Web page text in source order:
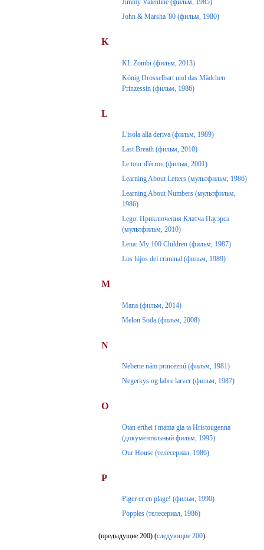
Jimmy Valentine (фильм, 1985)
John & Marsha '80 (фильм, 1980)
K
KL Zombi (фильм, 2013)
König Drosselbart und das Mädchen
Prinzessin (фильм, 1986)
L
L'isola alla deriva (фильм, 1989)
Last Breath (фильм, 2010)
Le tour d'écrou (фильм, 2001)
Learning About Letters (мультфильм, 1986)
Learning About Numbers (мультфильм,
1986)
Lego: Приключения Клатча Пауэрса
(мультфильм, 2010)
Lena: My 100 Children (фильм, 1987)
Los hijos del criminal (фильм, 1989)
M
Mana (фильм, 2014)
Melon Soda (фильм, 2008)
N
Neberte nám princeznú (фильм, 1981)
Negerkys og labre larver (фильм, 1987)
O
Otan erthei i mama gia ta Hristougenna
(документальный фильм, 1995)
Our House (телесериал, 1986)
P
Piger er en plage! (фильм, 1990)
Popples (телесериал, 1986)
(предыдущие 200) (следующие 200)